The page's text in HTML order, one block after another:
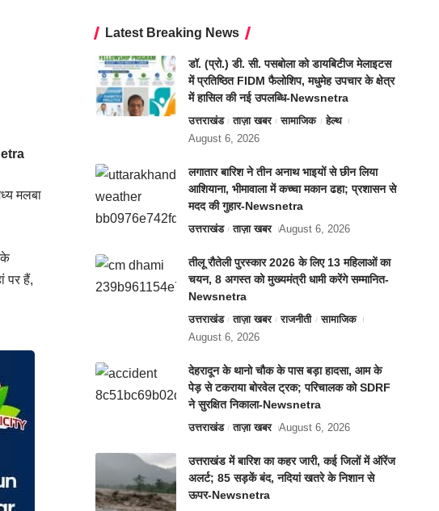
मलबा
के
पर हैं,
Latest Breaking News
डॉ. (प्रो.) डी. सी. पसबोला को डायबिटीज मेलाइटस
में प्रतिष्ठित FIDM फैलोशिप, मधुमेह उपचार के क्षेत्र
में हासिल की नई उपलब्धि-Newsnetra
उत्तराखंड ताज़ा खबर सामाजिक
हेल्थ
August 6, 2026
लगातार बारिश ने तीन अनाथ भाइयों से छीन लिया
आशियाना, भीमावाला में कच्चा मकान ढहा; प्रशासन से
मदद की गुहार-Newsnetra
उत्तराखंड ताज़ा खबर August 6, 2026
तीलू रौतेली पुरस्कार 2026 के लिए 13 महिलाओं का
चयन, 8 अगस्त को मुख्यमंत्री धामी करेंगे सम्मानित-
Newsnetra
उत्तराखंड ताज़ा खबर राजनीती
सामाजिक
August 6, 2026
देहरादून के थानो चौक के पास बड़ा हादसा, आम के
पेड़ से टकराया बोरवेल ट्रक; परिचालक को SDRF
ने सुरक्षित निकाला-Newsnetra
उत्तराखंड ताज़ा खबर August 6, 2026
उत्तराखंड में बारिश का कहर जारी, कई जिलों में ऑरेंज
अलर्ट; 85 सड़कें बंद, नदियां खतरे के निशान से
ऊपर-Newsnetra